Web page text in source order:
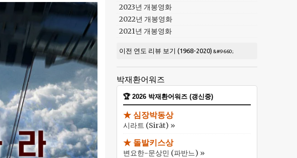
2023년 개봉영화
2022년 개봉영화
2021년 개봉영화
이전 연도 리뷰 보기 (1968-2020)
박재환어워즈
🏆 2026 박재환어워즈 (갱신중)
★ 심장박동상
시라트 (Sirāt) »
★ 돌발키스상
변요한-문상민 (파반느) »